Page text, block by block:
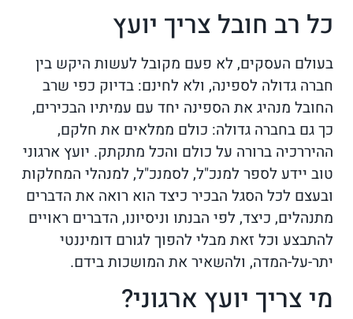
כל רב חובל צריך יועץ
בעולם העסקים, לא פעם מקובל לעשות היקש בין
חברה גדולה לספינה, ולא לחינם: בדיוק כפי שרב
החובל מנהיג את הספינה יחד עם עמיתיו הבכירים,
כך גם בחברה גדולה: כולם ממלאים את חלקם,
ההיררכיה ברורה על כולם והכל מתקתק. יועץ ארגוני
טוב יידע לספר למנכ"ל, לסמנכ"ל, למנהלי המחלקות
ובעצם לכל הסגל הבכיר כיצד הוא רואה את הדברים
מתנהלים, כיצד, לפי הבנתו וניסיונו, הדברים ראויים
להתבצע וכל זאת מבלי להפוך לגורם דומיננטי
יתר-על-המדה, ולהשאיר את המושכות בידם.
מי צריך יועץ ארגוני?